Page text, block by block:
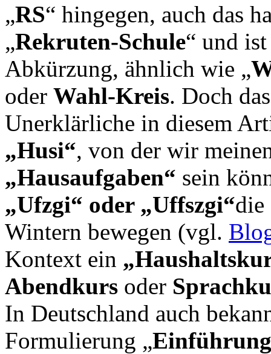
„RS“ hingegen, auch das
„Rekruten-Schule“ und
Abkürzung, ähnlich wie „
oder Wahl-Kreis. Doch
Unerklärliche in diesem
„Husi“, von der wir
„Hausaufgaben“ sein
„Ufzgi“ oder „Uffszgi“die
Wintern bewegen (vgl.
Kontext ein
Abendkurs oder
In Deutschland auch
Formulierung „